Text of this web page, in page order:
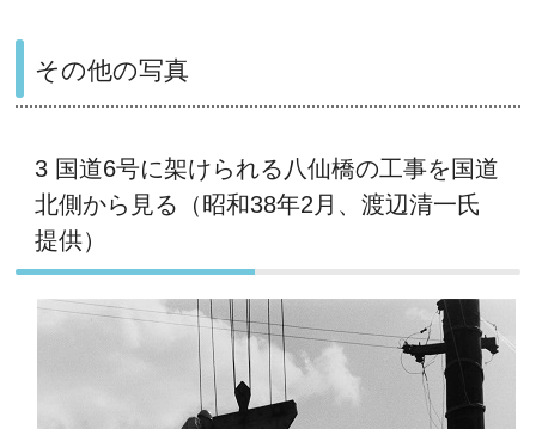
その他の写真
3 国道6号に架けられる八仙橋の工事を国道
北側から見る（昭和38年2月、渡辺清一氏
提供）